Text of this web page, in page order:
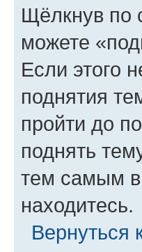
Щёлкнув по
можете
Если этого
поднятия
пройти до
поднять
тем самым
находитесь.
Вернуться